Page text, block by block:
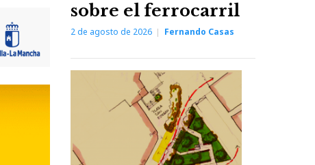
sobre el ferrocarril
2 de agosto de 2026 Fernando Casas